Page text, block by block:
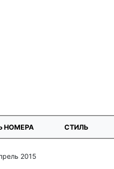
НОМЕРА СТИЛЬ
2015